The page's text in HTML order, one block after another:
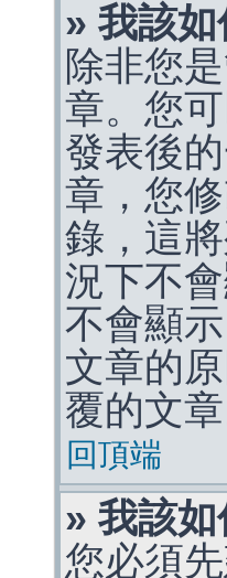
» 我該
除非您
章。您
發表後
章，您
錄，這
況下不
不會顯
文章的
覆的文章
回頂端
» 我該
您必須